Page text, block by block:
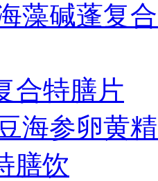
藻碱蓬复
合特膳片
海参卵黄
膳饮